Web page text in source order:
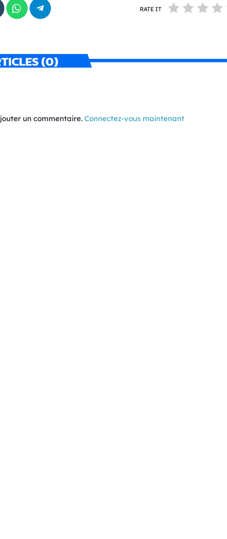
RATE IT
(0)
un commentaire. Connectez-vous maintenant